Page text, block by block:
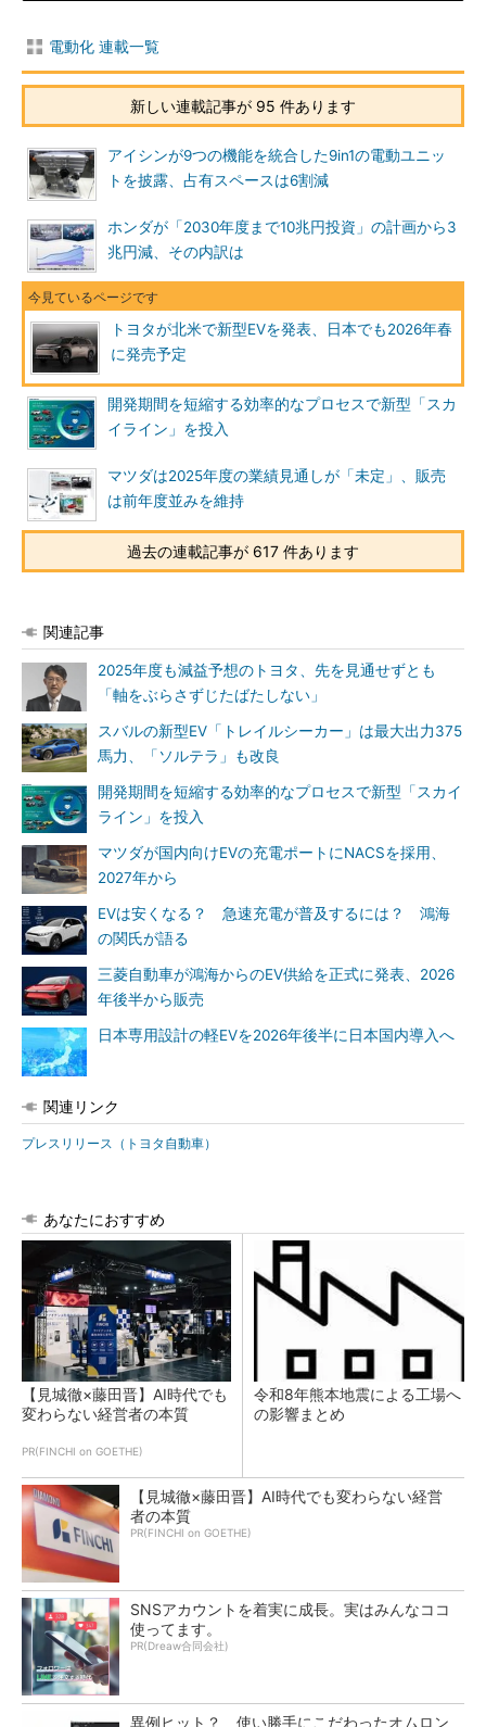
電動化 連載一覧
新しい連載記事が 95 件あります
アイシンが9つの機能を統合した9in1の電動ユニッ
トを披露、占有スペースは6割減
ホンダが「2030年度まで10兆円投資」の計画から3
兆円減、その内訳は
トヨタが北米で新型EVを発表、日本でも2026年春
に発売予定
開発期間を短縮する効率的なプロセスで新型「スカ
イライン」を投入
マツダは2025年度の業績見通しが「未定」、販売
は前年度並みを維持
過去の連載記事が 617 件あります
関連記事
2025年度も減益予想のトヨタ、先を見通せずとも
「軸をぶらさずじたばたしない」
スバルの新型EV「トレイルシーカー」は最大出力375
馬力、「ソルテラ」も改良
開発期間を短縮する効率的なプロセスで新型「スカイ
ライン」を投入
マツダが国内向けEVの充電ポートにNACSを採用、
2027年から
EVは安くなる？ 急速充電が普及するには？ 鴻海
の関氏が語る
三菱自動車が鴻海からのEV供給を正式に発表、2026
年後半から販売
日本専用設計の軽EVを2026年後半に日本国内導入へ
関連リンク
プレスリリース（トヨタ自動車）
あなたにおすすめ
【見城徹×藤田晋】AI時代でも
変わらない経営者の本質
PR(FINCHI on GOETHE)
令和8年熊本地震による工場へ
の影響まとめ
【見城徹×藤田晋】AI時代でも変わらない経営
者の本質
PR(FINCHI on GOETHE)
SNSアカウントを着実に成長。実はみんなココ
使ってます。
PR(Dreaw合同会社)
異例ヒット？ 使い勝手にこだわったオムロン